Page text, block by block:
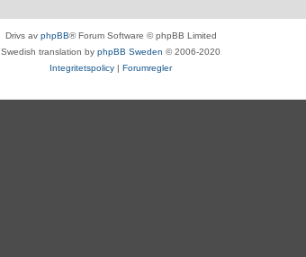
Drivs av phpBB® Forum Software © phpBB Limited
Swedish translation by phpBB Sweden © 2006-2020
Integritetspolicy | Forumregler